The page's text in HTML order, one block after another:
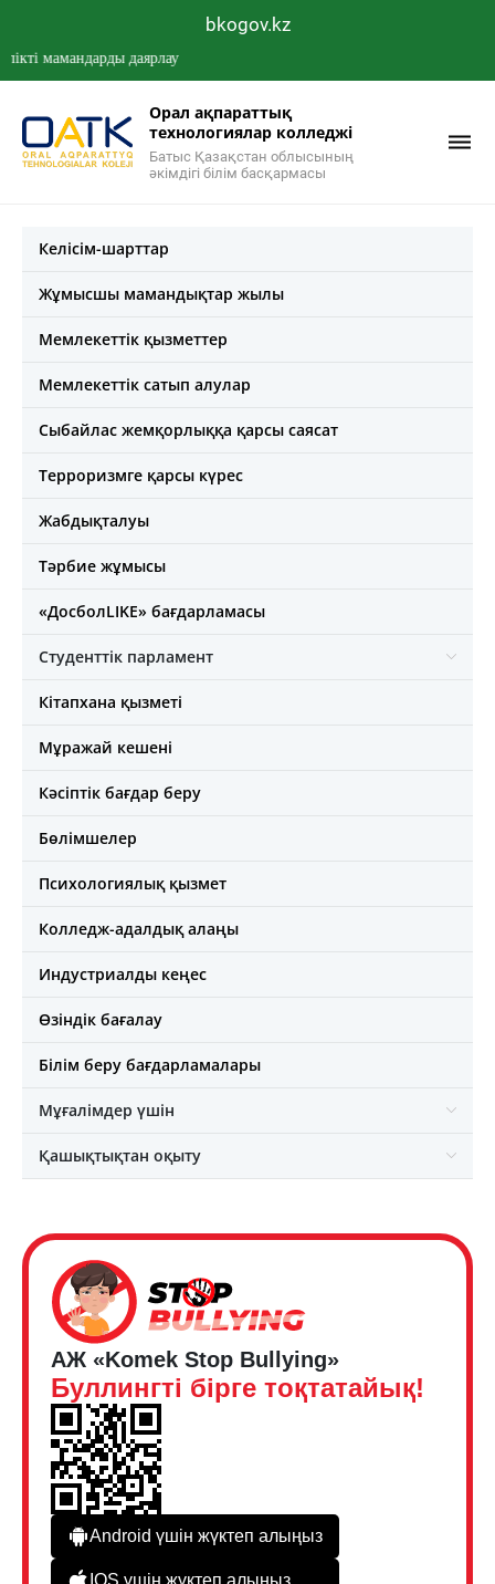
bkogov.kz
мамандарды даярлау
Орал ақпараттық
технологиялар колледжі
Батыс Қазақстан облысының
әкімдігі білім басқармасы
Келісім-шарттар
Жұмысшы мамандықтар жылы
Мемлекеттік қызметтер
Мемлекеттік сатып алулар
Сыбайлас жемқорлыққа қарсы саясат
Терроризмге қарсы күрес
Жабдықталуы
Тәрбие жұмысы
«ДосболLIKE» бағдарламасы
Студенттік парламент
Кітапхана қызметі
Мұражай кешені
Кәсіптік бағдар беру
Бөлімшелер
Психологиялық қызмет
Колледж-адалдық алаңы
Индустриалды кеңес
Өзіндік бағалау
Білім беру бағдарламалары
Мұғалімдер үшін
Қашықтықтан оқыту
АЖ «Komek Stop Bullying»
Буллингті бірге тоқтатайық!
Android үшін жүктеп алыңыз
IOS үшін жүктеп алыңыз